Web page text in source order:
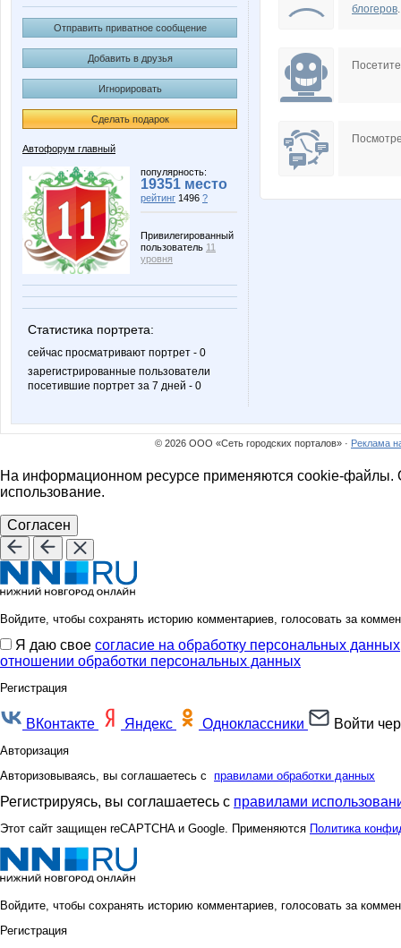
Отправить приватное сообщение
Добавить в друзья
Игнорировать
Сделать подарок
Автофорум главный
популярность:
19351 место
рейтинг 1496 ?
Привилегированный
пользователь 11
уровня
Статистика портрета:
сейчас просматривают портрет - 0
зарегистрированные пользователи
посетившие портрет за 7 дней - 0
блогеров.
© 2026 ООО «Сеть городских порталов» · Реклама
На информационном ресурсе применяются cookie-файлы.
использование.
Согласен
Войдите, чтобы сохранять историю комментариев, голосовать за
Я даю свое согласие на обработку персональных данных
отношении обработки персональных данных
Регистрация
ВКонтакте Яндекс Одноклассники Войти
Авторизация
Авторизовываясь, вы соглашаетесь с правилами обработки данных
Регистрируясь, вы соглашаетесь с правилами
Этот сайт защищен reCAPTCHA и Google. Применяются Политика
Войдите, чтобы сохранять историю комментариев, голосовать за
Регистрация